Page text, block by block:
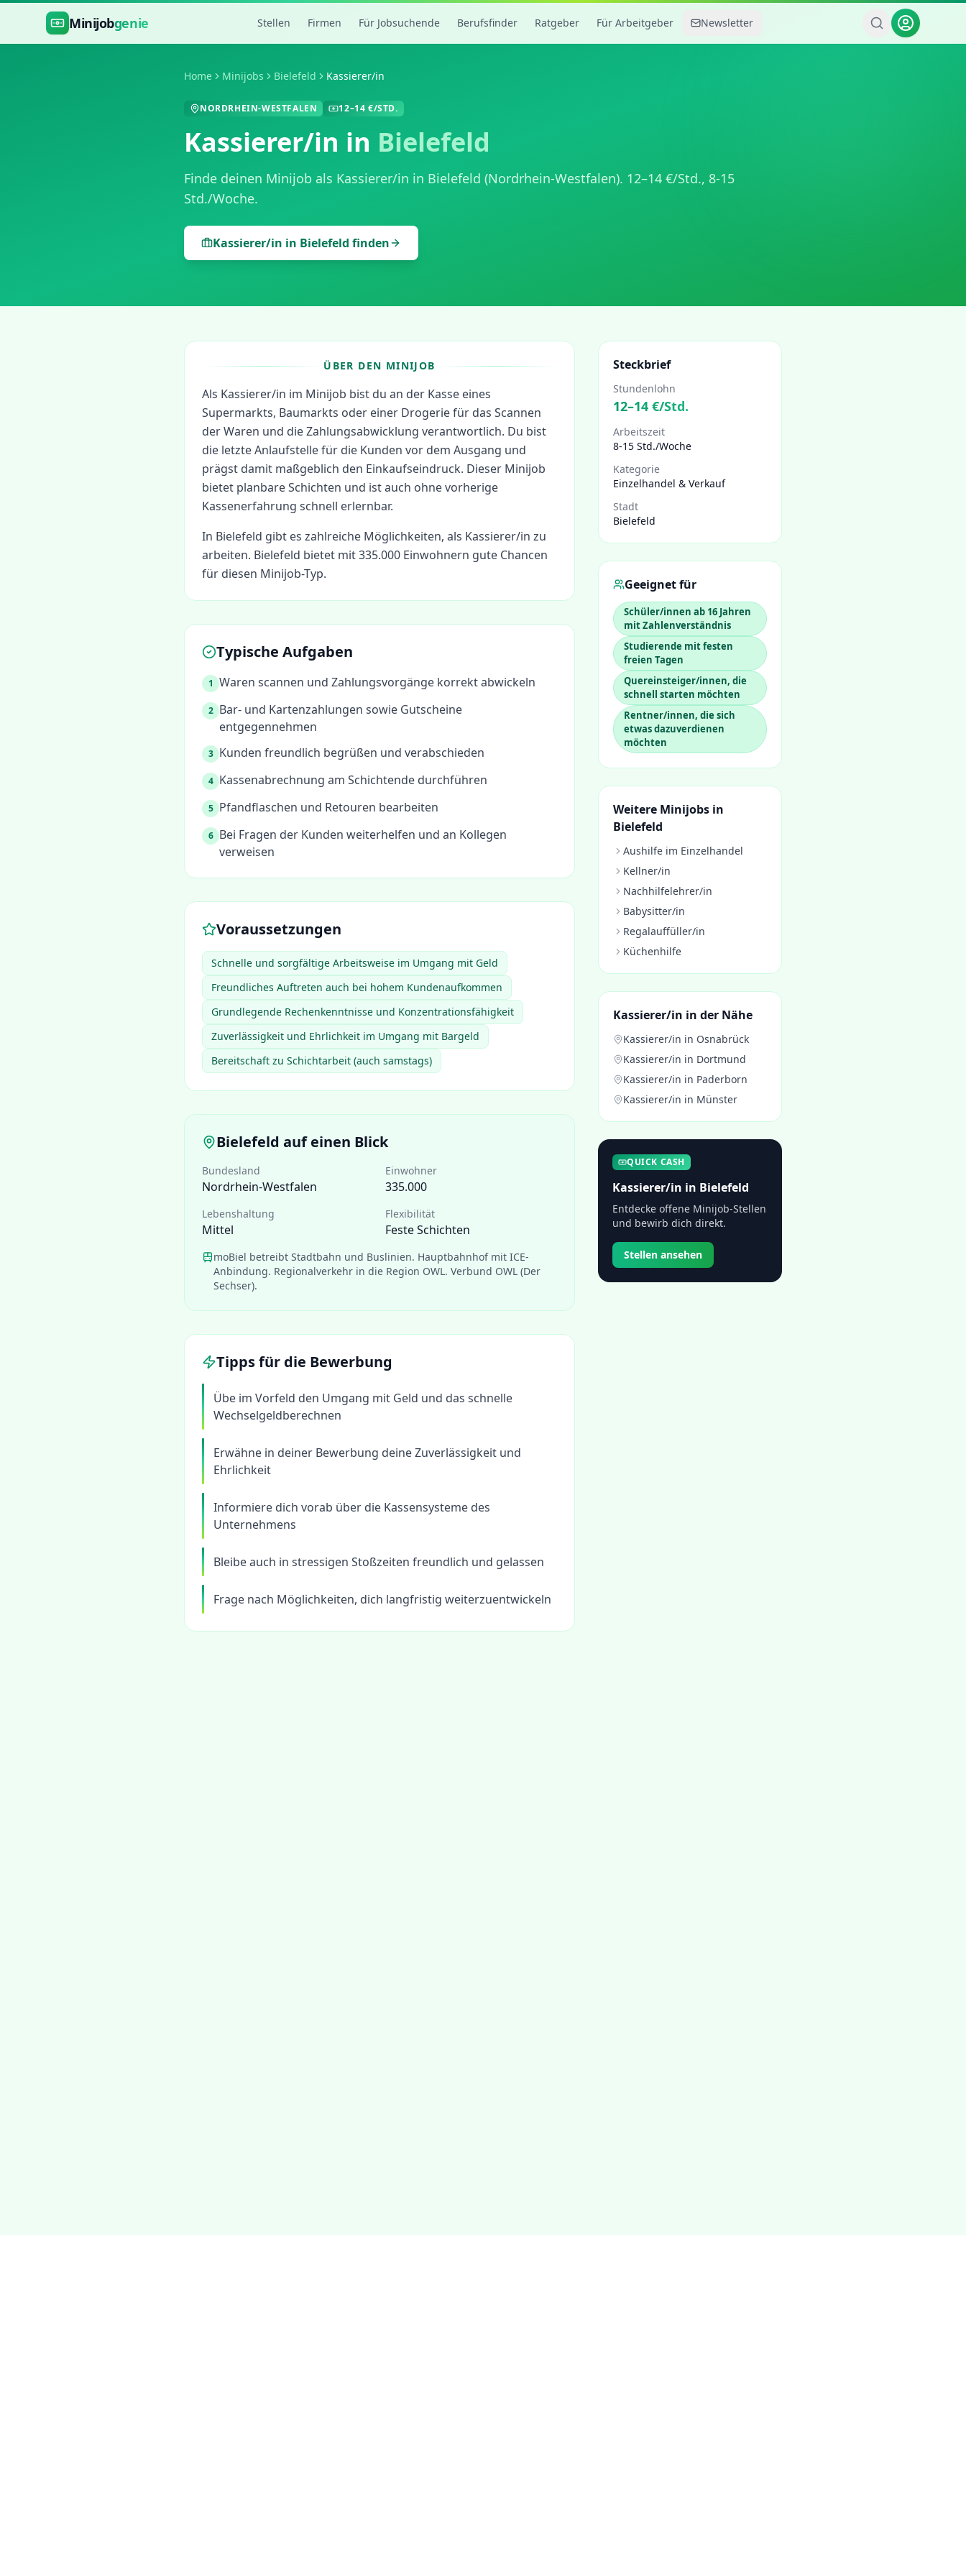
Zum Hauptinhalt springen
Minijobgenie Stellen Firmen Für Jobsuchende Berufsfinder Ratgeber Für Arbeitgeber Newsletter
Home Minijobs Bielefeld Kassierer/in
NORDRHEIN-WESTFALEN 12–14 €/STD.
Kassierer/in in Bielefeld
Finde deinen Minijob als Kassierer/in in Bielefeld (Nordrhein-Westfalen). 12–14 €/Std., 8-15
Std./Woche.
Kassierer/in in Bielefeld finden
ÜBER DEN MINIJOB
Als Kassierer/in im Minijob bist du an der Kasse eines
Supermarkts, Baumarkts oder einer Drogerie für das Scannen
der Waren und die Zahlungsabwicklung verantwortlich. Du bist
die letzte Anlaufstelle für die Kunden vor dem Ausgang und
prägst damit maßgeblich den Einkaufseindruck. Dieser Minijob
bietet planbare Schichten und ist auch ohne vorherige
Kassenerfahrung schnell erlernbar.
In Bielefeld gibt es zahlreiche Möglichkeiten, als Kassierer/in zu
arbeiten. Bielefeld bietet mit 335.000 Einwohnern gute Chancen
für diesen Minijob-Typ.
Typische Aufgaben
1 Waren scannen und Zahlungsvorgänge korrekt abwickeln
2 Bar- und Kartenzahlungen sowie Gutscheine
entgegennehmen
3 Kunden freundlich begrüßen und verabschieden
4 Kassenabrechnung am Schichtende durchführen
5 Pfandflaschen und Retouren bearbeiten
6 Bei Fragen der Kunden weiterhelfen und an Kollegen
verweisen
Voraussetzungen
Schnelle und sorgfältige Arbeitsweise im Umgang mit Geld
Freundliches Auftreten auch bei hohem Kundenaufkommen
Grundlegende Rechenkenntnisse und Konzentrationsfähigkeit
Zuverlässigkeit und Ehrlichkeit im Umgang mit Bargeld
Bereitschaft zu Schichtarbeit (auch samstags)
Bielefeld auf einen Blick
Bundesland
Nordrhein-Westfalen
Einwohner
335.000
Lebenshaltung
Mittel
Flexibilität
Feste Schichten
moBiel betreibt Stadtbahn und Buslinien. Hauptbahnhof mit ICE-
Anbindung. Regionalverkehr in die Region OWL. Verbund OWL (Der
Sechser).
Tipps für die Bewerbung
Übe im Vorfeld den Umgang mit Geld und das schnelle
Wechselgeldberechnen
Erwähne in deiner Bewerbung deine Zuverlässigkeit und
Ehrlichkeit
Informiere dich vorab über die Kassensysteme des
Unternehmens
Bleibe auch in stressigen Stoßzeiten freundlich und gelassen
Frage nach Möglichkeiten, dich langfristig weiterzuentwickeln
Steckbrief
Stundenlohn
12–14 €/Std.
Arbeitszeit
8-15 Std./Woche
Kategorie
Einzelhandel & Verkauf
Stadt
Bielefeld
Geeignet für
Schüler/innen ab 16 Jahren
mit Zahlenverständnis
Studierende mit festen
freien Tagen
Quereinsteiger/innen, die
schnell starten möchten
Rentner/innen, die sich
etwas dazuverdienen
möchten
Weitere Minijobs in
Bielefeld
Aushilfe im Einzelhandel
Kellner/in
Nachhilfelehrer/in
Babysitter/in
Regalauffüller/in
Küchenhilfe
Kassierer/in in der Nähe
Kassierer/in in Osnabrück
Kassierer/in in Dortmund
Kassierer/in in Paderborn
Kassierer/in in Münster
QUICK CASH
Kassierer/in in Bielefeld
Entdecke offene Minijob-Stellen
und bewirb dich direkt.
Stellen ansehen